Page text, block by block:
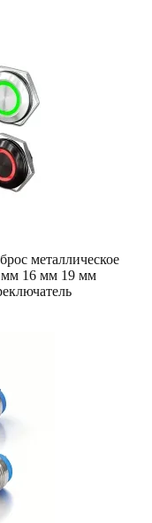
металлическое
мм 16 мм 19 мм